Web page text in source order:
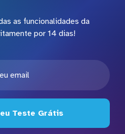
as funcionalidades da
por 14 dias!
Teste Grátis